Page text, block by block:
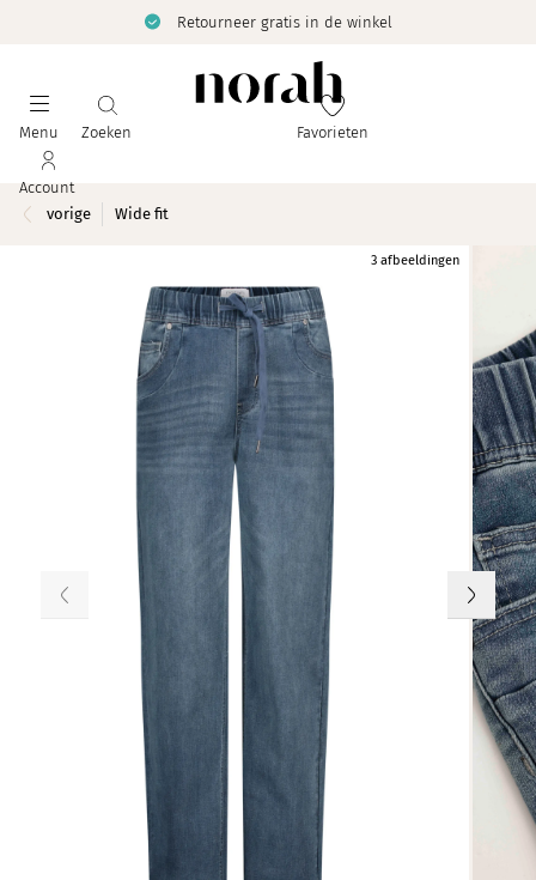
Retourneer gratis in de winkel
Menu Zoeken Favorieten
Account
vorige
Wide fit
3 afbeeldingen